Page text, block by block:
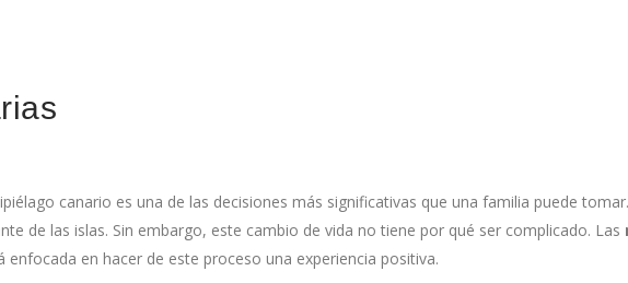
canario es una de las decisiones más significativas que una familia puede
de las islas. Sin embargo, este cambio de vida no tiene por qué ser complicado. Las
en hacer de este proceso una experiencia positiva.